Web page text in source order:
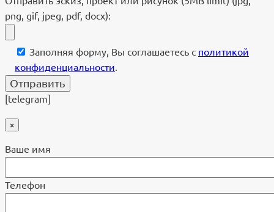
png, gif, jpeg, pdf, docx):
Заполняя форму, Вы соглашаетесь с политикой
конфиденциальности.
[telegram]
×
Ваше имя
Телефон